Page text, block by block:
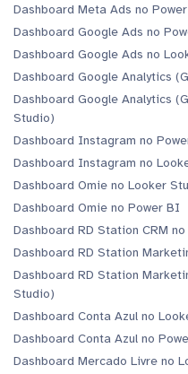
Dashboard Meta Ads no
Dashboard Google Ads no
Dashboard Google Ads no
Dashboard Google Analytics
Dashboard Google Analytics
Studio)
Dashboard Instagram no
Dashboard Instagram no
Dashboard Omie no Looker
Dashboard Omie no Power BI
Dashboard RD Station CRM
Dashboard RD Station
Dashboard RD Station
Studio)
Dashboard Conta Azul no
Dashboard Conta Azul no
Dashboard Mercado Livre no